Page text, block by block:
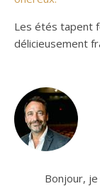
Les étés tapent
délicieusement
Bonjour,